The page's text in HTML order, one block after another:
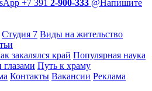
+7 391 2-900-333 @Напишите
Студия 7 Виды на жительство
закалялся край Популярная наука
Путь к храму
Контакты Вакансии Реклама